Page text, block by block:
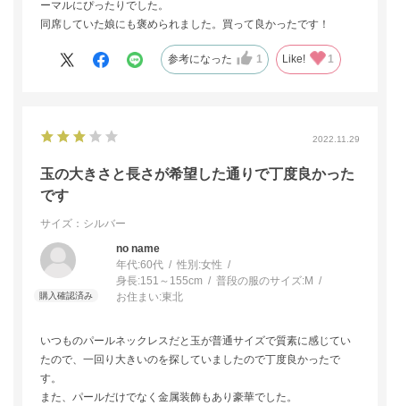
ーマルにぴったりでした。
同席していた娘にも褒められました。買って良かったです！
参考になった 1 Like! 1
2022.11.29
玉の大きさと長さが希望した通りで丁度良かった
です
サイズ：シルバー
no name
年代:60代 性別:女性
身長:151～155cm 普段の服のサイズ:M
お住まい:東北
いつものパールネックレスだと玉が普通サイズで質素に感じてい
たので、一回り大きいのを探していましたので丁度良かったで
す。
また、パールだけでなく金属装飾もあり豪華でした。